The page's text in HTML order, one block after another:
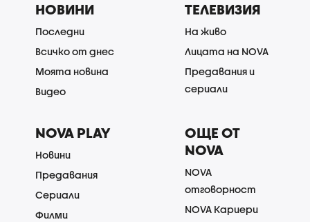
НОВИНИ
Последни
Всичко от днес
Моята новина
Видео
ТЕЛЕВИЗИЯ
На живо
Лицата на NOVA
Предавания и
сериали
NOVA PLAY
Новини
Предавания
Сериали
Филми
ОЩЕ ОТ
NOVA
NOVA
отговорност
NOVA Кариери